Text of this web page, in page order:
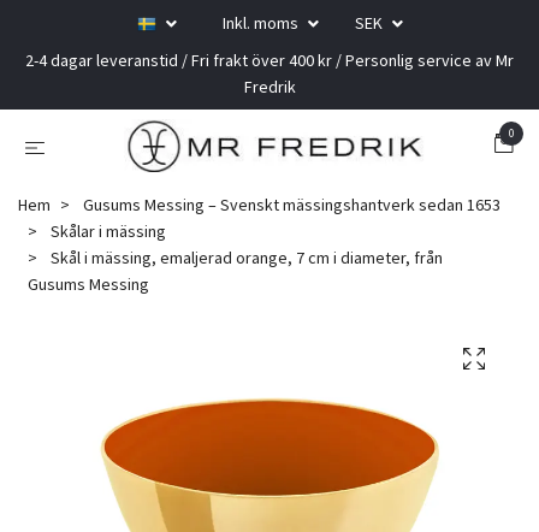
Inkl. moms
SEK
2-4 dagar leveranstid / Fri frakt över 400 kr / Personlig service av Mr
Fredrik
0
Hem
Gusums Messing – Svenskt mässingshantverk sedan 1653
Skålar i mässing
Skål i mässing, emaljerad orange, 7 cm i diameter, från
Gusums Messing